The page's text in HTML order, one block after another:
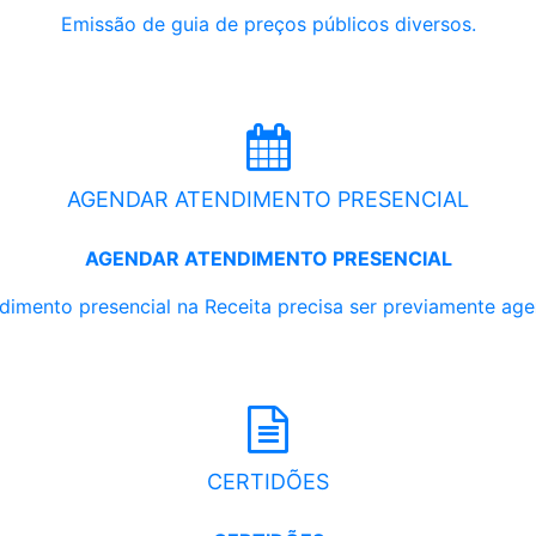
Emissão de guia de preços públicos diversos.
AGENDAR ATENDIMENTO PRESENCIAL
AGENDAR ATENDIMENTO PRESENCIAL
presencial na Receita precisa ser previamente
CERTIDÕES